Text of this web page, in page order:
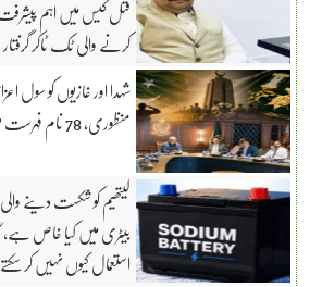
قتل کیس میں اہم
کرنے والی ٹک ٹاکر گرفتار
شہدا اور غازیوں کو سول
منظوری، 78 نام فہرست میں شامل
لیتھیم کو شکست دینے
بیٹری میں کیا خاص
استعمال کیوں نہیں کر سکتے